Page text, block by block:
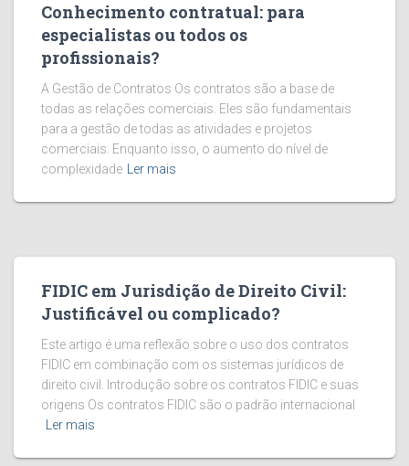
Conhecimento contratual: para
especialistas ou todos os
profissionais?
A Gestão de Contratos Os contratos são a base de
todas as relações comerciais. Eles são fundamentais
para a gestão de todas as atividades e projetos
comerciais. Enquanto isso, o aumento do nível de
complexidade Ler mais
FIDIC em Jurisdição de Direito Civil:
Justificável ou complicado?
Este artigo é uma reflexão sobre o uso dos contratos
FIDIC em combinação com os sistemas jurídicos de
direito civil. Introdução sobre os contratos FIDIC e suas
origens Os contratos FIDIC são o padrão internacional
Ler mais